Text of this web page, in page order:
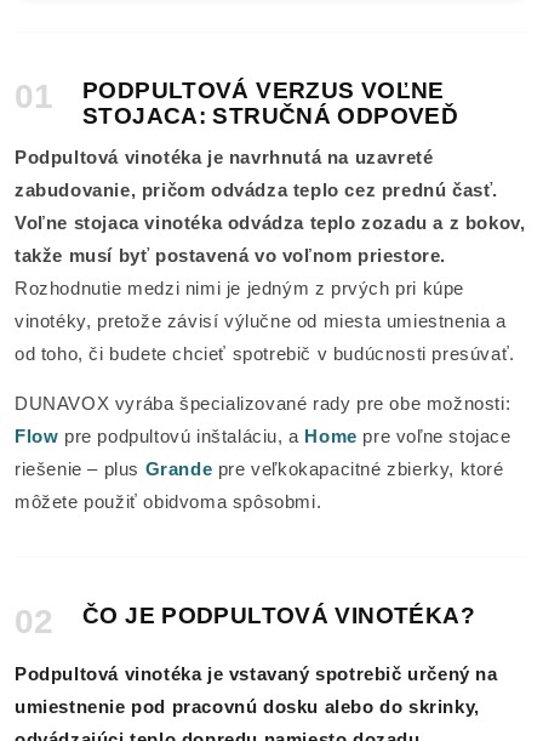
01
PODPULTOVÁ VERZUS VOĽNE
STOJACA: STRUČNÁ ODPOVEĎ
Podpultová vinotéka je navrhnutá na uzavreté
zabudovanie, pričom odvádza teplo cez prednú časť.
Voľne stojaca vinotéka odvádza teplo zozadu a z bokov,
takže musí byť postavená vo voľnom priestore.
Rozhodnutie medzi nimi je jedným z prvých pri kúpe
vinotéky, pretože závisí výlučne od miesta umiestnenia a
od toho, či budete chcieť spotrebič v budúcnosti presúvať.
DUNAVOX vyrába špecializované rady pre obe možnosti:
Flow pre podpultovú inštaláciu, a Home pre voľne stojace
riešenie – plus Grande pre veľkokapacitné zbierky, ktoré
môžete použiť obidvoma spôsobmi.
02 ČO JE PODPULTOVÁ VINOTÉKA?
Podpultová vinotéka je vstavaný spotrebič určený na
umiestnenie pod pracovnú dosku alebo do skrinky,